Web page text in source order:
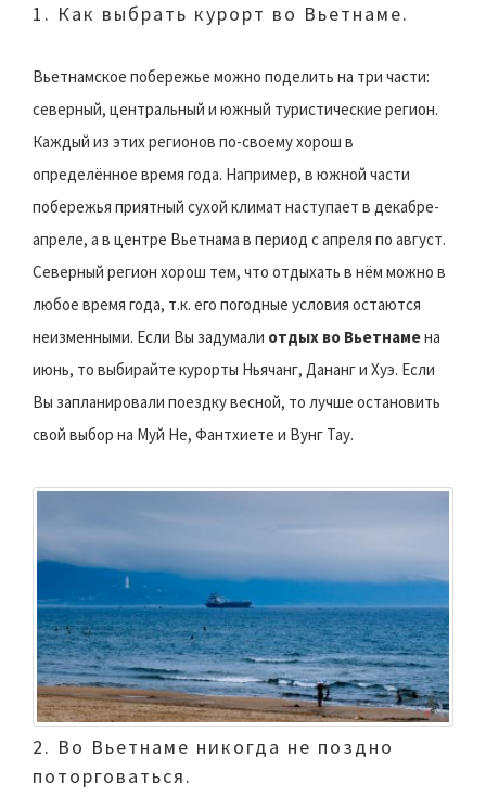
1. Как выбрать курорт во Вьетнаме.
Вьетнамское побережье можно поделить на три части:
северный, центральный и южный туристические регион.
Каждый из этих регионов по-своему хорош в
определённое время года. Например, в южной части
побережья приятный сухой климат наступает в декабре-
апреле, а в центре Вьетнама в период с апреля по август.
Северный регион хорош тем, что отдыхать в нём можно в
любое время года, т.к. его погодные условия остаются
неизменными. Если Вы задумали отдых во Вьетнамена
июнь, то выбирайте курорты Ньячанг, Дананг и Хуэ. Если
Вы запланировали поездку весной, то лучше остановить
свой выбор на Муй Не, Фантхиете и Вунг Тау.
2. Во Вьетнаме никогда не поздно
поторговаться.